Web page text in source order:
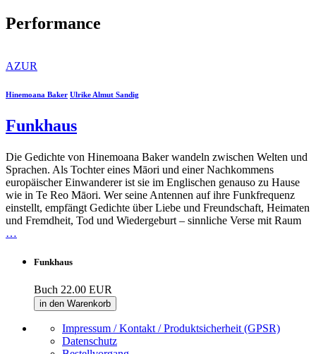
Performance
AZUR
Hinemoana Baker Ulrike Almut Sandig
Funkhaus
Die Gedichte von Hinemoana Baker wandeln zwischen Welten und
Sprachen. Als Tochter eines Māori und einer Nachkommens
europäischer Einwanderer ist sie im Englischen genauso zu Hause
wie in Te Reo Māori. Wer seine Antennen auf ihre Funkfrequenz
einstellt, empfängt Gedichte über Liebe und Freundschaft, Heimaten
und Fremdheit, Tod und Wiedergeburt – sinnliche Verse mit Raum
…
Funkhaus
Buch 22.00 EUR
in den Warenkorb
Impressum / Kontakt / Produktsicherheit (GPSR)
Datenschutz